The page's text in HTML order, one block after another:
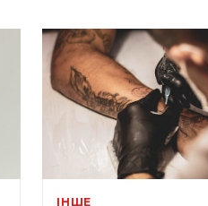
ІНШЕ